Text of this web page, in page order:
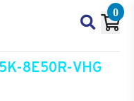
0
8E50R-VHG